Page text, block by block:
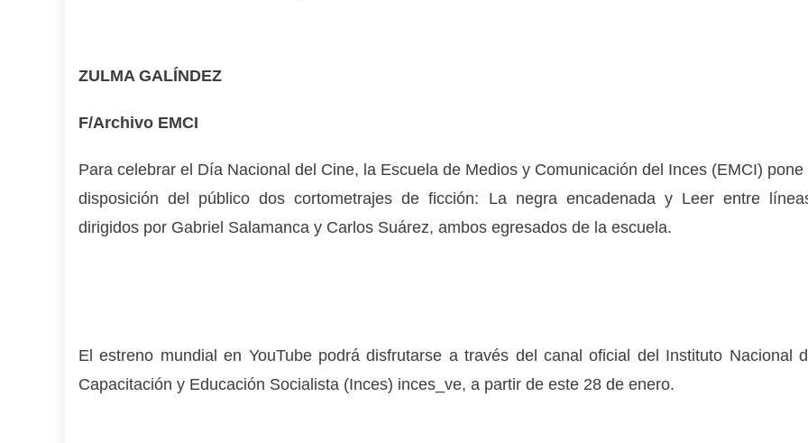
ZULMA GALÍNDEZ
F/Archivo EMCI
Para celebrar el Día Nacional del Cine, la Escuela de Medios y Comunicación del Inces (EMCI) pone
disposición del público dos cortometrajes de ficción: La negra encadenada y Leer entre
dirigidos por Gabriel Salamanca y Carlos Suárez, ambos egresados de la escuela.
El estreno mundial en YouTube podrá disfrutarse a través del canal oficial del Instituto Nacional
Capacitación y Educación Socialista (Inces) inces_ve, a partir de este 28 de enero.